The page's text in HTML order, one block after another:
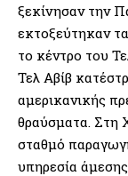
ξεκίνησαν την
εκτοξεύτηκαν
το κέντρο του
Τελ Αβίβ
αμερικανικής
θραύσματα. Στη
σταθμό
υπηρεσία άμεσης